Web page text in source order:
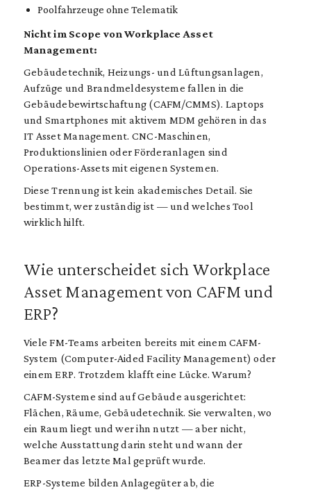
Poolfahrzeuge ohne Telematik
Nicht im Scope von Workplace Asset
Management:
Gebäudetechnik, Heizungs- und Lüftungsanlagen,
Aufzüge und Brandmeldesysteme fallen in die
Gebäudebewirtschaftung (CAFM/CMMS). Laptops
und Smartphones mit aktivem MDM gehören in das
IT Asset Management. CNC-Maschinen,
Produktionslinien oder Förderanlagen sind
Operations-Assets mit eigenen Systemen.
Diese Trennung ist kein akademisches Detail. Sie
bestimmt, wer zuständig ist — und welches Tool
wirklich hilft.
Wie unterscheidet sich Workplace
Asset Management von CAFM und
ERP?
Viele FM-Teams arbeiten bereits mit einem CAFM-
System (Computer-Aided Facility Management) oder
einem ERP. Trotzdem klafft eine Lücke. Warum?
CAFM-Systeme sind auf Gebäude ausgerichtet:
Flächen, Räume, Gebäudetechnik. Sie verwalten, wo
ein Raum liegt und wer ihn nutzt — aber nicht,
welche Ausstattung darin steht und wann der
Beamer das letzte Mal geprüft wurde.
ERP-Systeme bilden Anlagegüter ab, die